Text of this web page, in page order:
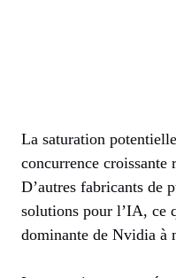
La saturation
concurrence croissante
D’autres fabricants de
solutions pour l’IA, ce
dominante de Nvidia à